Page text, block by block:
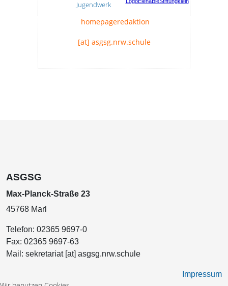
homepageredaktion
[at] asgsg.nrw.schule
ASGSG
Max-Planck-Straße 23
45768 Marl
Telefon: 02365 9697-0
Fax: 02365 9697-63
Mail: sekretariat [at] asgsg.nrw.schule
Impressum